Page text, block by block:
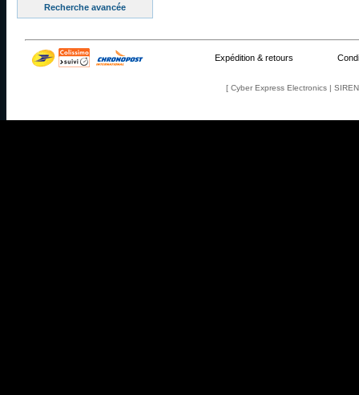
Recherche avancée
Expédition & retours
[ Cyber Express Electronics |